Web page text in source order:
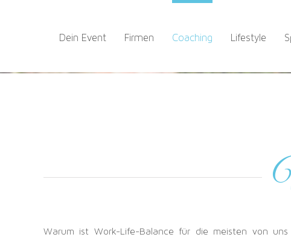
Dein Event Firmen Coaching Lifestyle
Warum ist Work-Life-Balance für die meisten von